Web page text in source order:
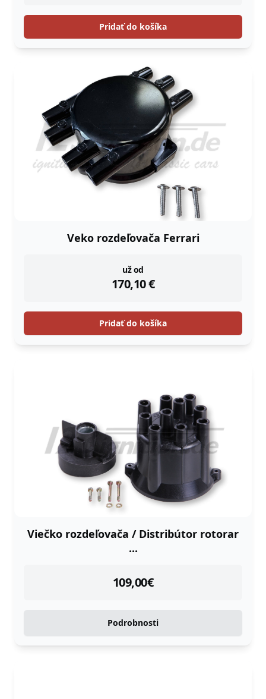
Pridať do košíka
Veko rozdeľovača Ferrari
už od
170,10€
instock
Pridať do košíka
Viečko rozdeľovača / Distribútor rotorar
...
109,00€
instock
Podrobnosti